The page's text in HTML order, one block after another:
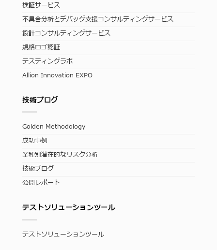
検証サービス
不具合分析とデバッグ支援コンサルティングサービス
設計コンサルティングサービス
規格ロゴ認証
テスティングラボ
Allion Innovation EXPO
技術ブログ
Golden Methodology
成功事例
業種別潜在的なリスク分析
技術ブログ
公開レポート
テストソリューションツール
テストソリューションツール